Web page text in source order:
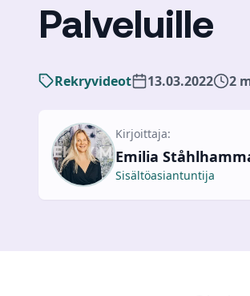
Palveluille
Rekryvideot 13.03.2022 2
Kirjoittaja:
Emilia
Sisältöasiantuntija